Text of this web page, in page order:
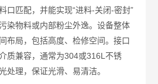
口匹配，并能实现“进料-关闭-密封”
染物料或内部粉尘外逸。设备整体
布局，包括高度、检修空间。接口
质兼容，通常为304或316L不锈
处理，保证光滑、易清洁。